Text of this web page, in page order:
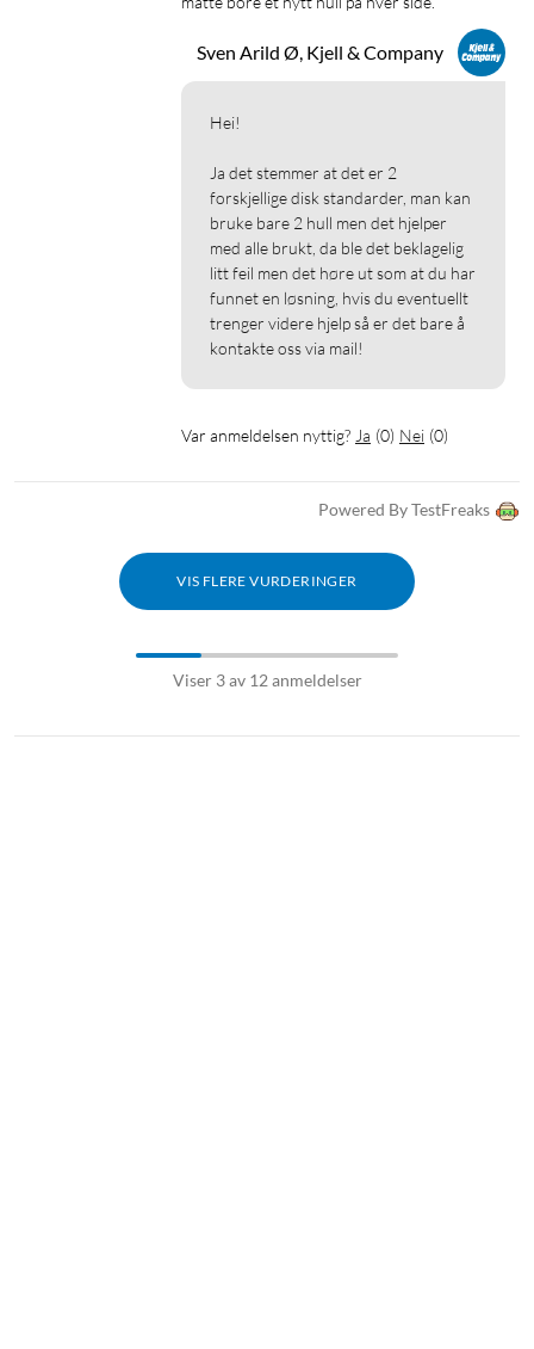
Sven Arild Ø, Kjell & Company
Hei!
Ja det stemmer at det er 2
forskjellige disk standarder, man kan
bruke bare 2 hull men det hjelper
med alle brukt, da ble det beklagelig
litt feil men det høre ut som at du har
funnet en løsning, hvis du eventuellt
trenger videre hjelp så er det bare å
kontakte oss via mail!
Var anmeldelsen nyttig? Ja (0) Nei (0)
Powered By TestFreaks
VIS FLERE VURDERINGER
Viser 3 av 12 anmeldelser